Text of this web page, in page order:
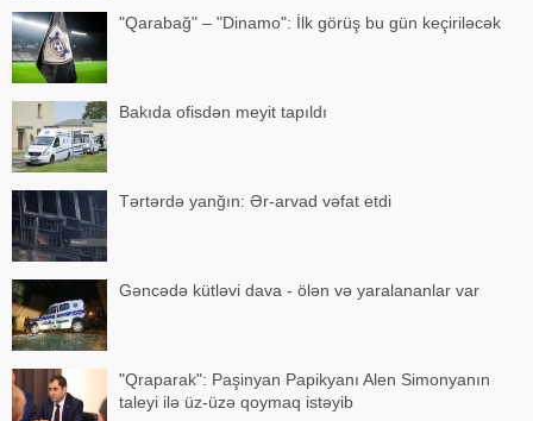
"Qarabağ" – "Dinamo": İlk görüş bu gün keçiriləcək
Bakıda ofisdən meyit tapıldı
Tərtərdə yanğın: Ər-arvad vəfat etdi
Gəncədə kütləvi dava - ölən və yaralananlar var
"Qraparak": Paşinyan Papikyanı Alen Simonyanın
taleyi ilə üz-üzə qoymaq istəyib